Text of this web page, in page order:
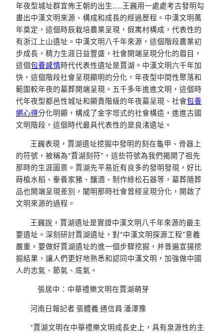
年夜型城址群宣佈王朝的出生……王巍用一處處考古發明勾
畫出中漢文明來源、構成和成長的經過歷程。中漢文明萬
年奠定，這個時辰栽培農業呈現，假寓村構成，代表性的
有浙江上山遺址。中漢文明八千年來源，這個階段農業初
步成長，精力生涯日益豐盛，社會開端呈現分化的眉目，
這個包養感情時代代表性遺址是賈湖。中漢文明六千年加
快，這個階段社會呈現顯明的分化，年夜型中間性聚落和
範圍較年夜的墓葬開端呈現。五千多年進進文明，這個時
代年夜型都邑性城址和顯貴階級的年夜墓呈現、社會包養
網心得分化明顯，構成了金字塔式的社會構造，進進古國
文明階段，這個時代最具代表性的是良渚遺址。
王巍表現，賈湖遺址挖掘中發明的刻在龜甲、骨器上
的符號，被稱為“賈湖刻符”，這些符號為我們揭開了祖先
那時的生涯圖景。賈湖先平易近有良多的發明發現，好比
蒔植水稻、豢養家豬、釀酒、制作綠松石器等，墓葬隨葬
品也開端呈現差別，闡明那時社會曾經呈現分化，開啟了
文明來源的過程。
王巍說，賈湖遺址是實證中漢文明八千年來源的最主
要遺址。深刻研討賈湖遺址，對“中漢文明探源工程”意義
嚴重。要做好賈湖遺址的進一個步驟挖掘，并普遍宣揚挖
掘結果，讓人們更好地熟悉和認同中漢文明，加強做中國
人的志氣、節氣、底氣。
張居中：中華禮樂文明在賈湖萌芽
河南日報記者 張體義 通信員 潘澤豫
“賈湖文明在中華禮樂文明成長史上，具有泉源性的主